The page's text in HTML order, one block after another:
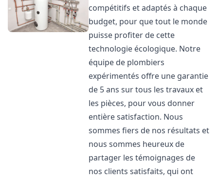
compétitifs et adaptés à chaque
budget, pour que tout le monde
puisse profiter de cette
technologie écologique. Notre
équipe de plombiers
expérimentés offre une garantie
de 5 ans sur tous les travaux et
les pièces, pour vous donner
entière satisfaction. Nous
sommes fiers de nos résultats et
nous sommes heureux de
partager les témoignages de
nos clients satisfaits, qui ont